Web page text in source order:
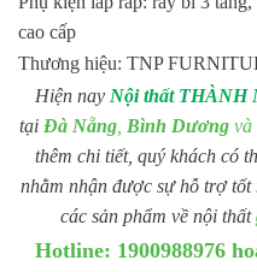
cao cấp
Thương hiệu: TNP
Hiện nay Nội thất THÀNH
tại Đà Nẵng, Bình Dươngvà
thêm chi tiết, quý khách có
nhằm nhận được sự hỗ trợ tốt
các sản phẩm về nội thất
Hotline: 1900988976